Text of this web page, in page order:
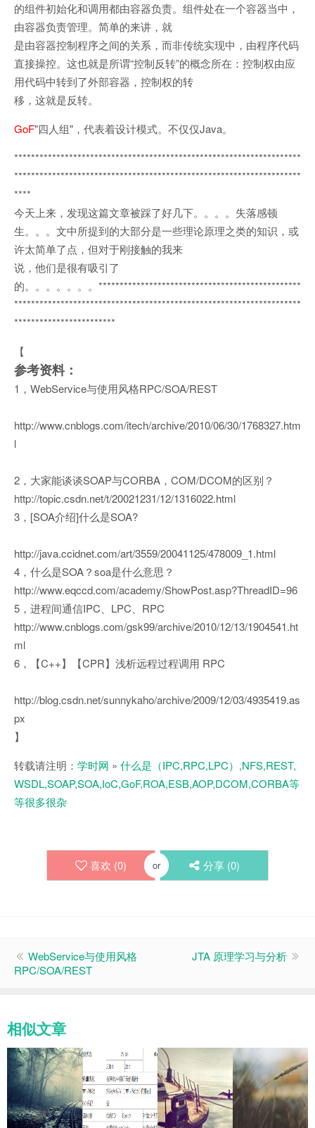
的组件初始化和调用都由容器负责。组件处在一个容器当中，
由容器负责管理。简单的来讲，就
是由容器控制程序之间的关系，而非传统实现中，由程序代码
直接操控。这也就是所谓“控制反转”的概念所在：控制权由应
用代码中转到了外部容器，控制权的转
移，这就是反转。
GoF"四人组"，代表着设计模式。不仅仅Java。
********************************************************************
********************************************************************
****
今天上来，发现这篇文章被踩了好几下。。。。失落感顿
生。。。文中所提到的大部分是一些理论原理之类的知识，或
许太简单了点，但对于刚接触的我来
说，他们是很有吸引了
的。。。。。。。************************************************
********************************************************************
************************
【
参考资料：
1，WebService与使用风格RPC/SOA/REST
http://www.cnblogs.com/itech/archive/2010/06/30/1768327.htm
l
2，大家能谈谈SOAP与CORBA，COM/DCOM的区别？
http://topic.csdn.net/t/20021231/12/1316022.html
3，[SOA介绍]什么是SOA?
http://java.ccidnet.com/art/3559/20041125/478009_1.html
4，什么是SOA？soa是什么意思？
http://www.eqccd.com/academy/ShowPost.asp?ThreadID=96
5，进程间通信IPC、LPC、RPC
http://www.cnblogs.com/gsk99/archive/2010/12/13/1904541.ht
ml
6，【C++】【CPR】浅析远程过程调用 RPC
http://blog.csdn.net/sunnykaho/archive/2009/12/03/4935419.as
px
】
转载请注明： 学时网 » 什么是（IPC,RPC,LPC）,NFS,REST,
WSDL,SOAP,SOA,IoC,GoF,ROA,ESB,AOP,DCOM,CORBA等
等很多很杂
喜欢 (0) or 分享 (0)
WebService与使用风格
RPC/SOA/REST
JTA 原理学习与分析
相似文章